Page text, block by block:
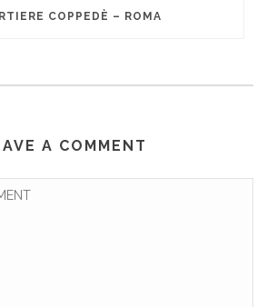
COPPEDÈ – ROMA
A COMMENT